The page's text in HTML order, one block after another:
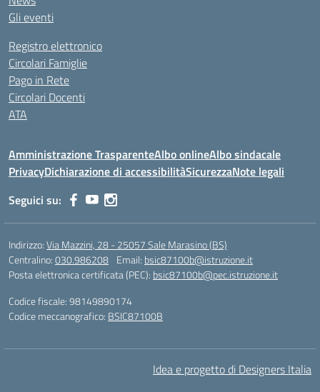
Gli eventi
Registro elettronico
Circolari Famiglie
Pago in Rete
Circolari Docenti
ATA
Amministrazione TrasparenteAlbo onlineAlbo sindacale
PrivacyDichiarazione di accessibilitàSicurezzaNote legali
Seguici su:
Indirizzo:Via Mazzini, 28 - 25057 Sale Marasino (BS)
Centralino:030.986208 Email: bsic87100b@istruzione.it
Posta elettronica certificata (PEC): bsic87100b@pec.istruzione.it
Codice fiscale: 98149890174
Codice meccanografico: BSIC87100B
Idea e progetto di Designers Italia